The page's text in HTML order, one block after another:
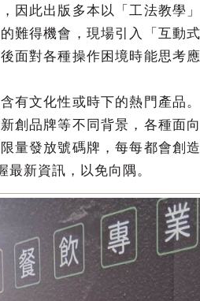
因此出版多本以「工法教學
難得機會，現場引入「互動
面對各種操作困境時能思考
有文化性或時下的熱門產品
創品牌等不同背景，各種面
量發放號碼牌，每每都會創造
最新資訊，以免向隅。